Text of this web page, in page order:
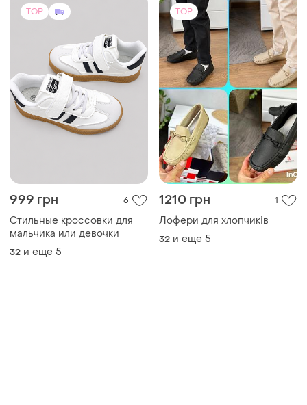
TOP
999 грн 6
Стильные кроссовки для
мальчика или девочки
32 и еще 5
TOP
1210 грн 1
Лофери для хлопчиків
32 и еще 5